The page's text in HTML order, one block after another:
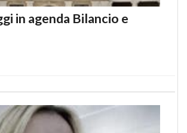
in agenda Bilancio e